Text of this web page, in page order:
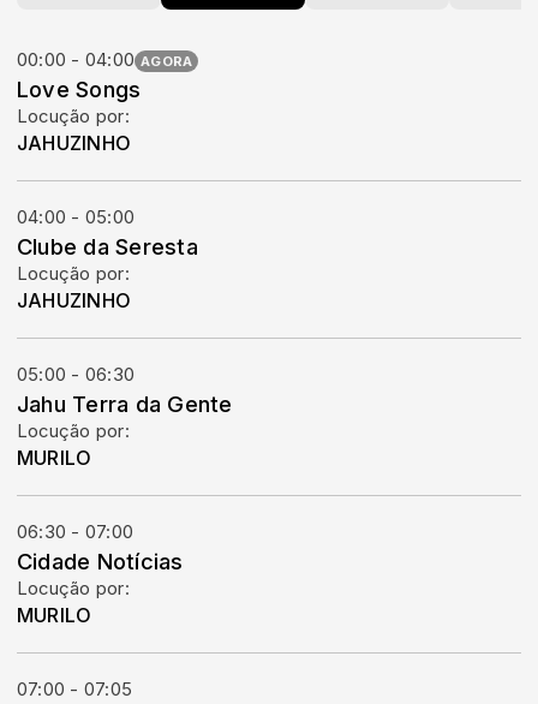
00:00 - 04:00 AGORA
Love Songs
Locução por:
JAHUZINHO
04:00 - 05:00
Clube da Seresta
Locução por:
JAHUZINHO
05:00 - 06:30
Jahu Terra da Gente
Locução por:
MURILO
06:30 - 07:00
Cidade Notícias
Locução por:
MURILO
07:00 - 07:05